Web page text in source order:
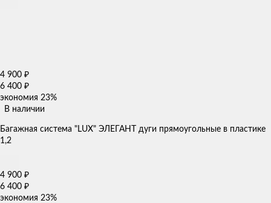
4 900 ₽
6 400 ₽
экономия 23%
В наличии
Багажная система "LUX" ЭЛЕГАНТ дуги прямоугольные в пластике
1,2
4 900 ₽
6 400 ₽
экономия 23%